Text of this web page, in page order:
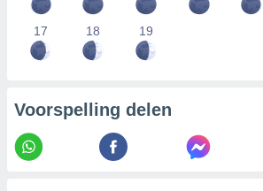
17 18 19
Voorspelling delen